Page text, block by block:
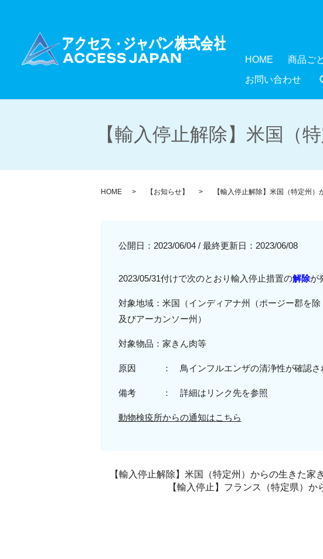
HOME 商品ご
お問い合わせ
【輸入停止解除】米国（
HOME 【お知らせ】 【輸入停止解除】米国（特定州
公開日：2023/06/04/ 最終更新日：2023/06/08
2023/05/31付けで次のとおり輸入停止措置の解除が
対象地域：米国（インディ アナ州（ポージー郡を
及びアーカンソー州 ）
対象物品：家きん肉等
原因 ： 鳥インフルエンザの清浄性が確認さ
備考 ： 詳細はリンク先を参照
動物検疫所からの通知はこちら
【輸入停止解除】米国（特定州）からの生きた家
【輸入停止】フランス（特定県）